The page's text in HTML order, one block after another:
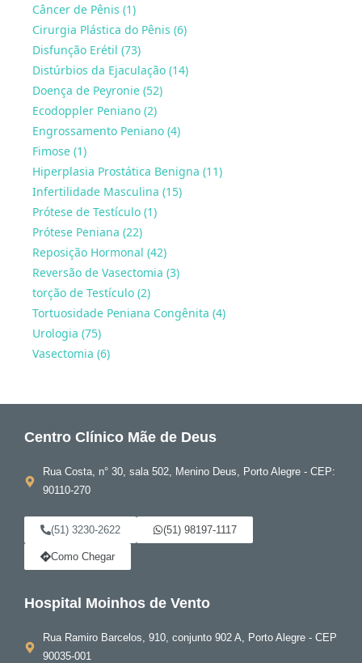
Câncer de Pênis (1)
Cirurgia Plástica do Pênis (6)
Disfunção Erétil (73)
Distúrbios da Ejaculação (14)
Doença de Peyronie (52)
Ecodoppler Peniano (2)
Engrossamento Peniano (4)
Fimose (1)
Hiperplasia Prostática Benigna (11)
Infertilidade Masculina (15)
Prótese de Testículo (1)
Prótese Peniana (22)
Reposição Hormonal (42)
Reversão de Vasectomia (3)
torção de Testículo (2)
Tortuosidade Peniana Congênita (4)
Urologia (75)
Vasectomia (6)
Centro Clínico Mãe de Deus
Rua Costa, n° 30, sala 502, Menino Deus, Porto Alegre - CEP:
90110-270
(51) 3230-2622 (51) 98197-1117
Como Chegar
Hospital Moinhos de Vento
Rua Ramiro Barcelos, 910, conjunto 902 A, Porto Alegre - CEP
90035-001